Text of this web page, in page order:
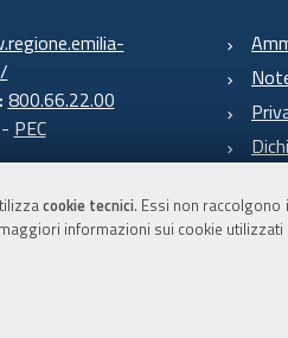
cookie tecnici. Essi non
informazioni sui cookie
800.66.22.00
- PEC